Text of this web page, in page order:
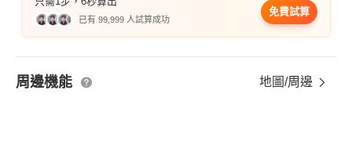
已有 99,999 人試算成功
免費試算
周邊機能 地圖/周邊